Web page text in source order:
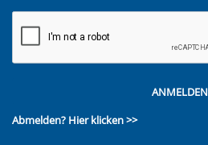
ANMELDEN
Abmelden? Hier klicken >>